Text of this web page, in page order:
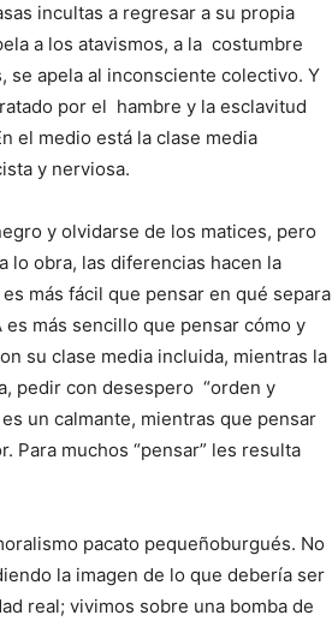
incultas a regresar a su propia
a los atavismos, a la costumbre
se apela al inconsciente colectivo. Y
por el hambre y la esclavitud
el medio está la clase media
y nerviosa.
y olvidarse de los matices, pero
lo obra, las diferencias hacen la
más fácil que pensar en qué separa
es más sencillo que pensar cómo y
su clase media incluida, mientras la
pedir con desespero “orden y
un calmante, mientras que pensar
Para muchos “pensar” les resulta
pacato pequeñoburgués. No
la imagen de lo que debería ser
real; vivimos sobre una bomba de